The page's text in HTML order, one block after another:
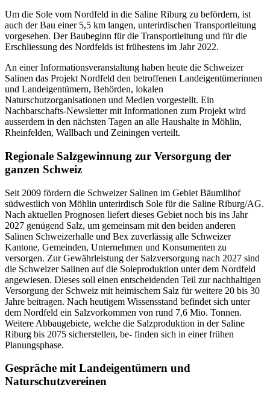
Um die Sole vom Nordfeld in die Saline Riburg zu befördern, ist
auch der Bau einer 5,5 km langen, unterirdischen Transportleitung
vorgesehen. Der Baubeginn für die Transportleitung und für die
Erschliessung des Nordfelds ist frühestens im Jahr 2022.
An einer Informationsveranstaltung haben heute die Schweizer
Salinen das Projekt Nordfeld den betroffenen Landeigentümerinnen
und Landeigentümern, Behörden, lokalen
Naturschutzorganisationen und Medien vorgestellt. Ein
Nachbarschafts-Newsletter mit Informationen zum Projekt wird
ausserdem in den nächsten Tagen an alle Haushalte in Möhlin,
Rheinfelden, Wallbach und Zeiningen verteilt.
Regionale Salzgewinnung zur Versorgung der
ganzen Schweiz
Seit 2009 fördern die Schweizer Salinen im Gebiet Bäumlihof
südwestlich von Möhlin unterirdisch Sole für die Saline Riburg/AG.
Nach aktuellen Prognosen liefert dieses Gebiet noch bis ins Jahr
2027 genügend Salz, um gemeinsam mit den beiden anderen
Salinen Schweizerhalle und Bex zuverlässig alle Schweizer
Kantone, Gemeinden, Unternehmen und Konsumenten zu
versorgen. Zur Gewährleistung der Salzversorgung nach 2027 sind
die Schweizer Salinen auf die Soleproduktion unter dem Nordfeld
angewiesen. Dieses soll einen entscheidenden Teil zur nachhaltigen
Versorgung der Schweiz mit heimischem Salz für weitere 20 bis 30
Jahre beitragen. Nach heutigem Wissensstand befindet sich unter
dem Nordfeld ein Salzvorkommen von rund 7,6 Mio. Tonnen.
Weitere Abbaugebiete, welche die Salzproduktion in der Saline
Riburg bis 2075 sicherstellen, be- finden sich in einer frühen
Planungsphase.
Gespräche mit Landeigentümern und
Naturschutzvereinen